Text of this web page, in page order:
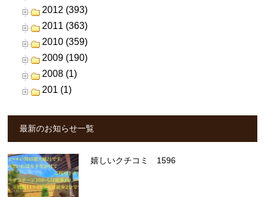
2012 (393)
2011 (363)
2010 (359)
2009 (190)
2008 (1)
201 (1)
最新のお知らせ一覧
嬉しいクチコミ 1596